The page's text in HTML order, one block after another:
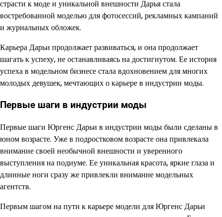
страсти к моде и уникальной внешности Дарья стала
востребованной моделью для фотосессий, рекламных кампаний
и журнальных обложек.
Карьера Дарьи продолжает развиваться, и она продолжает
шагать к успеху, не останавливаясь на достигнутом. Ее история
успеха в модельном бизнесе стала вдохновением для многих
молодых девушек, мечтающих о карьере в индустрии моды.
Первые шаги в индустрии моды
Первые шаги Юргенс Дарьи в индустрии моды были сделаны в
юном возрасте. Уже в подростковом возрасте она привлекала
внимание своей необычной внешности и уверенного
выступления на подиуме. Ее уникальная красота, яркие глаза и
длинные ноги сразу же привлекли внимание модельных
агентств.
Первым шагом на пути к карьере модели для Юргенс Дарьи